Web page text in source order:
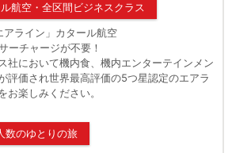
航空・全区間ビジネスクラス
ライン」カタール航空
ーチャージが不要！
社において機内食、機内エンターテインメン
評価され世界最高評価の5つ星認定のエアラ
お楽しみください。
数のゆとりの旅